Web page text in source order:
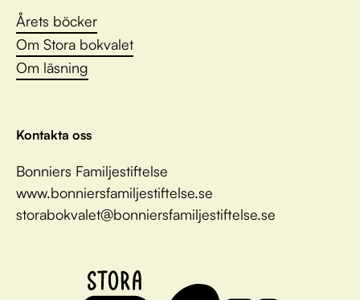
Årets böcker
Om Stora bokvalet
Om läsning
Kontakta oss
Bonniers Familjestiftelse
www.bonniersfamiljestiftelse.se
storabokvalet@bonniersfamiljestiftelse.se